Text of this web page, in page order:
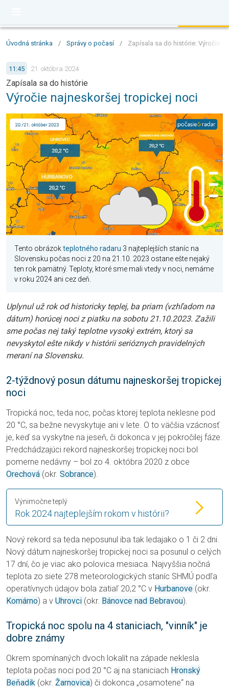
Úvodná stránka / Správy o počasí / Zapísala sa do histórie: Výročie
11:45 21. októbra 2024
Zapísala sa do histórie
Výročie najneskoršej tropickej noci
Tento obrázokteplotného radaru 3 najteplejších staníc na
Slovensku počas noci z 20 na 21.10. 2023 ostane ešte nejaký
ten rok pamätný. Teploty, ktoré sme mali vtedy v noci, nemáme
v roku 2024 ani cez deň.
Uplynul už rok od historicky teplej, ba priam (vzhľadom na
dátum) horúcej noci z piatku na sobotu 21.10.2023. Zažili
sme počas nej taký teplotne vysoký extrém, ktorý sa
nevyskytol ešte nikdy v histórii serióznych pravidelných
meraní na Slovensku.
2-týždnový posun dátumu najneskoršej tropickej
noci
Tropická noc, teda noc, počas ktorej teplota neklesne pod
20 °C, sa bežne nevyskytuje ani v lete. O to väčšia vzácnosť
je, keď sa vyskytne na jeseň, či dokonca v jej pokročilej fáze.
Predchádzajúci rekord najneskoršej tropickej noci bol
pomerne nedávny – bol zo 4. októbra 2020 z obce
Orechová (okr. Sobrance).
Rok 2024 najteplejším rokom v histórii?
Výnimočne teplý
Nový rekord sa teda neposunul iba tak ledajako o 1 či 2 dni.
Nový dátum najneskoršej tropickej noci sa posunul o celých
17 dní, čo je viac ako polovica mesiaca. Najvyššia nočná
teplota zo siete 278 meteorologických staníc SHMÚ podľa
operatívnych údajov bola zatiaľ 20,2 °C v Hurbanove (okr.
Komárno) a v Uhrovci (okr. Bánovce nad Bebravou).
Tropická noc spolu na 4 staniciach, "vinník" je
dobre známy
Okrem spomínaných dvoch lokalít na západe neklesla
teplota počas noci pod 20 °C aj na staniciach Hronský
Beňadik (okr. Žarnovica) či dokonca „osamotene“ na